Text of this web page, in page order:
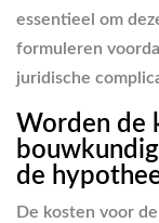
essentieel om
formuleren
juridische
Worden de
de
De kosten voor